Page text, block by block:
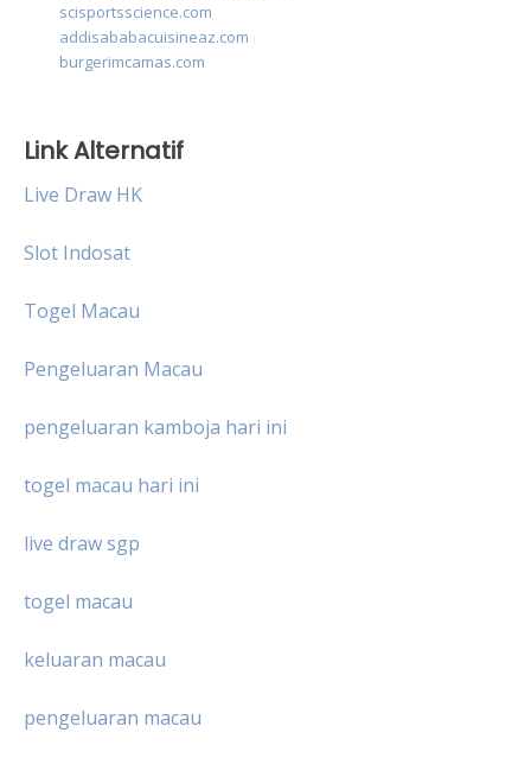
scisportsscience.com
addisababacuisineaz.com
burgerimcamas.com
Link Alternatif
Live Draw HK
Slot Indosat
Togel Macau
Pengeluaran Macau
pengeluaran kamboja hari ini
togel macau hari ini
live draw sgp
togel macau
keluaran macau
pengeluaran macau